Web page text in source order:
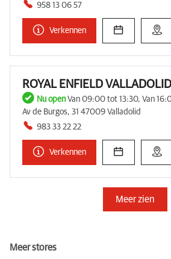
958 13 06 57
Verkennen
ROYAL ENFIELD VALLADOLID
Nu openVan 09:00 tot 13:30, Van
Av de Burgos, 31 47009 Valladolid
983 33 22 22
Verkennen
Meer zien
Meer stores